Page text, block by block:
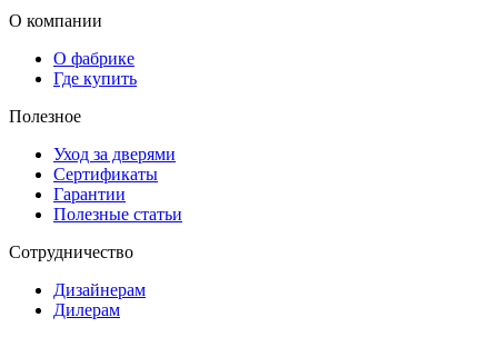
Сухой лог
Таганрог
Тобольск
Томск
Улан-Удэ
Хабаровск
Ханты-Мансийск
Челябинск
Шадринск
Югорск
Новосибирск
Владивосток
О компании
О фабрике
Где купить
Полезное
Уход за дверями
Сертификаты
Гарантии
Полезные статьи
Сотрудничество
Дизайнерам
Дилерам